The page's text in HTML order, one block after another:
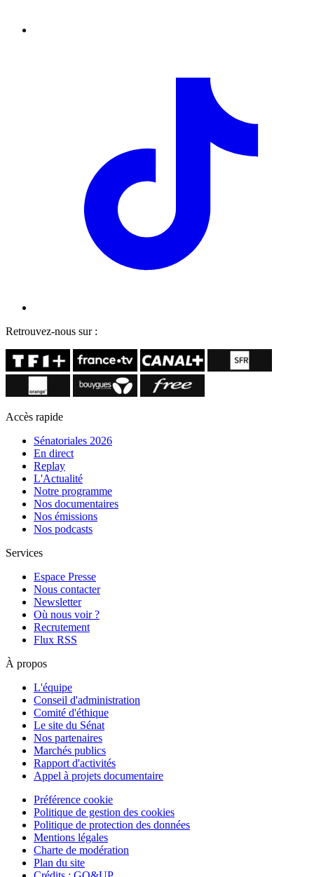
Retrouvez-nous sur :
Accès rapide
Sénatoriales 2026
En direct
Replay
L'Actualité
Notre programme
Nos documentaires
Nos émissions
Nos podcasts
Services
Espace Presse
Nous contacter
Newsletter
Où nous voir ?
Recrutement
Flux RSS
À propos
L'équipe
Conseil d'administration
Comité d'éthique
Le site du Sénat
Nos partenaires
Marchés publics
Rapport d'activités
Appel à projets documentaire
Préférence cookie
Politique de gestion des cookies
Politique de protection des données
Mentions légales
Charte de modération
Plan du site